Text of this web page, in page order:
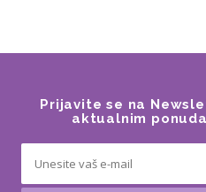
Prijavite se na
aktualnim